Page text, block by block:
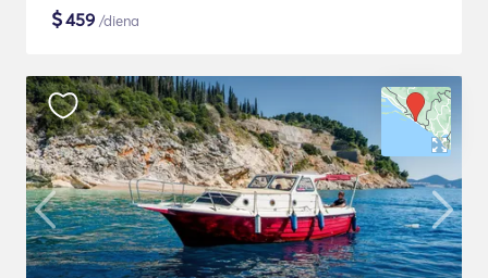
$459 /diena